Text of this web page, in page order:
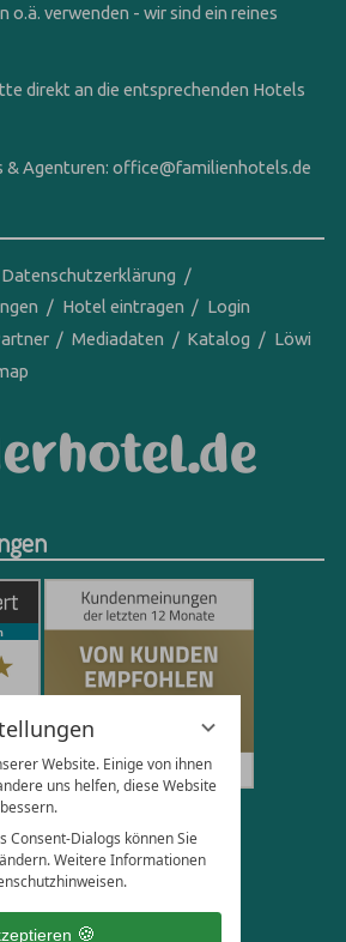
Website. Einige von ihnen
uns helfen, diese Website
Consent-Dialogs können Sie
Weitere Informationen
verwenden - wir sind ein reines
direkt an die entsprechenden Hotels
& Agenturen:office@familienhotels.de
Datenschutzerklärung
Hotel eintragen
Login
Mediadaten Katalog
Löwi